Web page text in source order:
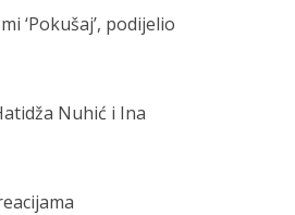
‘Pokušaj’, podijelio
Nuhić i Ina